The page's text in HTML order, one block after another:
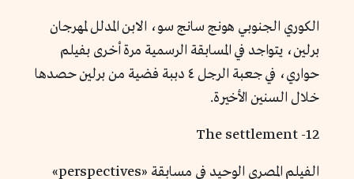
الكوري الجنوبي هونج سانج سو، الابن المدلل لمهرجان
برلين، يتواجد في المسابقة الرسمية مرة أخرى بفيلم
حواري، في جعبة الرجل ٤ دببة فضية من برلين حصدها
خلال السنين الأخيرة.
12- The settlement
الفيلم المصري الوحيد في مسابقة «perspectives»